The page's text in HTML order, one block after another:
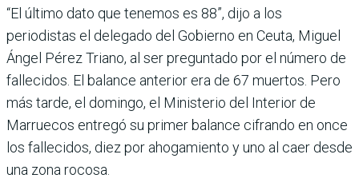
“El último dato que tenemos es 88”, dijo a los
periodistas el delegado del Gobierno en Ceuta, Miguel
Ángel Pérez Triano, al ser preguntado por el número de
fallecidos. El balance anterior era de 67 muertos. Pero
más tarde, el domingo, el Ministerio del Interior de
Marruecos entregó su primer balance cifrando en once
los fallecidos, diez por ahogamiento y uno al caer desde
una zona rocosa.